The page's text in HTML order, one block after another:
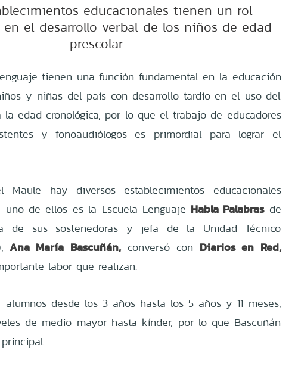
educacionales tienen un rol
el desarrollo verbal de los niños de edad
prescolar.
tienen una función fundamental en la educación
y niñas del país con desarrollo tardío en el uso del
la edad cronológica, por lo que el trabajo de educadores
y fonoaudiólogos es primordial para lograr el
hay diversos establecimientos educacionales
uno de ellos es la Escuela Lenguaje Habla Palabrasde
de sus sostenedoras y jefa de la Unidad Técnico
Ana María Bascuñán,conversó con Diarios en Red,
labor que realizan.
alumnos desde los 3 años hasta los 5 años y 11 meses,
de medio mayor hasta kínder, por lo que Bascuñán